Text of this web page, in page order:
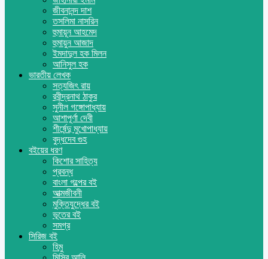
জীবনানন্দ দাশ
তসলিমা নাসরিন
হুমায়ূন আহমেদ
হুমায়ুন আজাদ
ইমদাদুল হক মিলন
আনিসুল হক
ভারতীয় লেখক
সত্যজিৎ রায়
রবীন্দ্রনাথ ঠাকুর
সুনীল গঙ্গোপাধ্যায়
আশাপূর্ণা দেবী
শীর্ষেন্দু মুখোপাধ্যায়
বুদ্ধদেব গুহ
বইয়ের ধরণ
কিশোর সাহিত্য
প্রবন্ধ
বাংলা গল্পের বই
আত্মজীবনী
মুক্তিযুদ্ধের বই
ভূতের বই
সমগ্র
সিরিজ বই
হিমু